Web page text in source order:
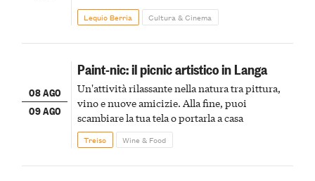
Lequio Berria Cultura & Cinema
08 AGO
09 AGO
Paint-nic: il picnic artistico in Langa
Un'attività rilassante nella natura tra pittura,
vino e nuove amicizie. Alla fine, puoi
scambiare la tua tela o portarla a casa
Treiso Wine & Food